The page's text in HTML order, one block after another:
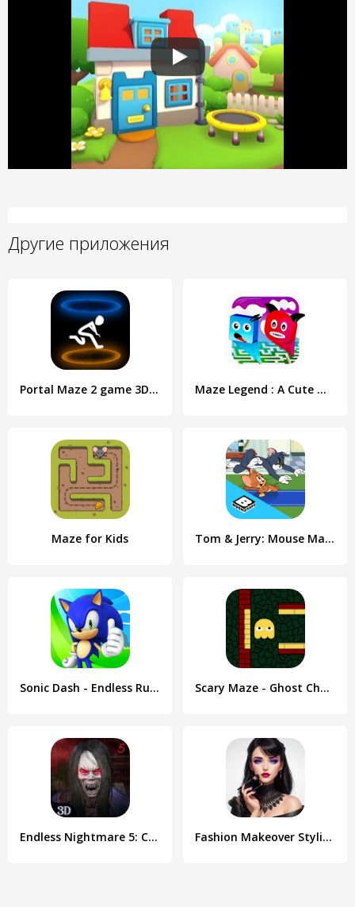
Другие приложения
Portal Maze 2 game 3D aperture Maze Legend : A Cute Maze Game
Maze for Kids Tom & Jerry: Mouse Maze
Sonic Dash - Endless Running Scary Maze - Ghost Chase
Endless Nightmare 5: Curse Fashion Makeover Stylist Game